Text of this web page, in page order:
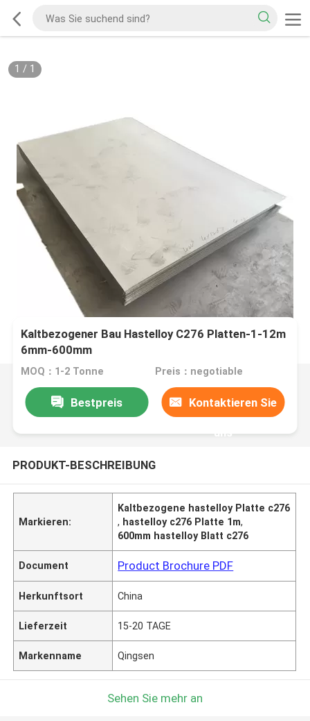
1 / 1
Kaltbezogener Bau Hastelloy C276 Platten-1-12m
6mm-600mm
MOQ：1-2 Tonne Preis：negotiable
Bestpreis Kontaktieren Sie
uns
PRODUKT-BESCHREIBUNG
Markieren:
Kaltbezogene hastelloy Platte c276
, hastelloy c276 Platte 1m,
600mm hastelloy Blatt c276
Document Product Brochure PDF
Herkunftsort China
Lieferzeit 15-20 TAGE
Markenname Qingsen
Sehen Sie mehr an